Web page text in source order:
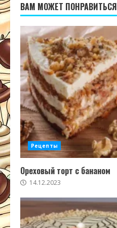
ВАМ МОЖЕТ ПОНРАВИТЬСЯ
Рецепты
Ореховый торт с бананом
14.12.2023